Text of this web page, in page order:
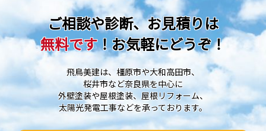
ご相談や診断、お見積りは
無料です！お気軽にどうぞ！
飛鳥美建は、橿原市や大和高田市、
桜井市など奈良県を中心に
外壁塗装や屋根塗装、屋根リフォーム、
太陽光発電工事などを承っております。